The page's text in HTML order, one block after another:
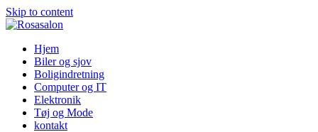
Skip to content
Hjem
Biler og sjov
Boligindretning
Computer og IT
Elektronik
Tøj og Mode
kontakt